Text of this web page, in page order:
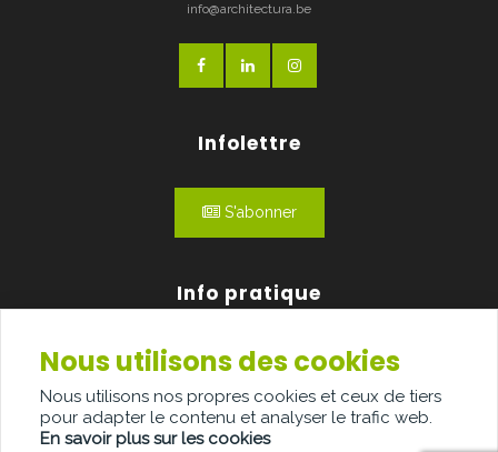
info@architectura.be
Infolettre
S'abonner
Info pratique
Qui sommes-nous?
Publicité
Contact
Nous utilisons des cookies
Nous utilisons nos propres cookies et ceux de tiers
pour adapter le contenu et analyser le trafic web.
En savoir plus sur les cookies